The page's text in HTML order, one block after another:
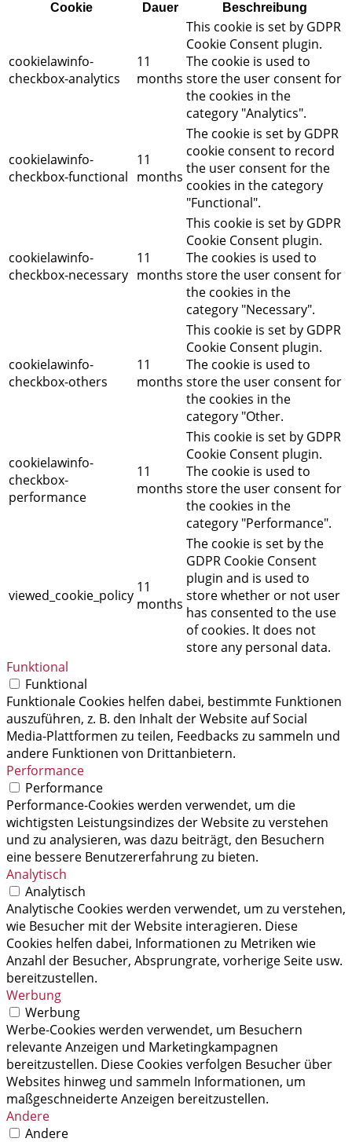
Cookie Dauer Beschreibung
cookielawinfo-
checkbox-analytics
11
months
This cookie is set by GDPR
Cookie Consent plugin.
The cookie is used to
store the user consent for
the cookies in the
category "Analytics".
cookielawinfo-
checkbox-functional
11
months
The cookie is set by GDPR
cookie consent to record
the user consent for the
cookies in the category
"Functional".
cookielawinfo-
checkbox-necessary
11
months
This cookie is set by GDPR
Cookie Consent plugin.
The cookies is used to
store the user consent for
the cookies in the
category "Necessary".
cookielawinfo-
checkbox-others
11
months
This cookie is set by GDPR
Cookie Consent plugin.
The cookie is used to
store the user consent for
the cookies in the
category "Other.
cookielawinfo-
checkbox-
performance
11
months
This cookie is set by GDPR
Cookie Consent plugin.
The cookie is used to
store the user consent for
the cookies in the
category "Performance".
viewed_cookie_policy 11
months
The cookie is set by the
GDPR Cookie Consent
plugin and is used to
store whether or not user
has consented to the use
of cookies. It does not
store any personal data.
Funktional
Funktional
Funktionale Cookies helfen dabei, bestimmte Funktionen
auszuführen, z. B. den Inhalt der Website auf Social
Media-Plattformen zu teilen, Feedbacks zu sammeln und
andere Funktionen von Drittanbietern.
Performance
Performance
Performance-Cookies werden verwendet, um die
wichtigsten Leistungsindizes der Website zu verstehen
und zu analysieren, was dazu beiträgt, den Besuchern
eine bessere Benutzererfahrung zu bieten.
Analytisch
Analytisch
Analytische Cookies werden verwendet, um zu verstehen,
wie Besucher mit der Website interagieren. Diese
Cookies helfen dabei, Informationen zu Metriken wie
Anzahl der Besucher, Absprungrate, vorherige Seite usw.
bereitzustellen.
Werbung
Werbung
Werbe-Cookies werden verwendet, um Besuchern
relevante Anzeigen und Marketingkampagnen
bereitzustellen. Diese Cookies verfolgen Besucher über
Websites hinweg und sammeln Informationen, um
maßgeschneiderte Anzeigen bereitzustellen.
Andere
Andere